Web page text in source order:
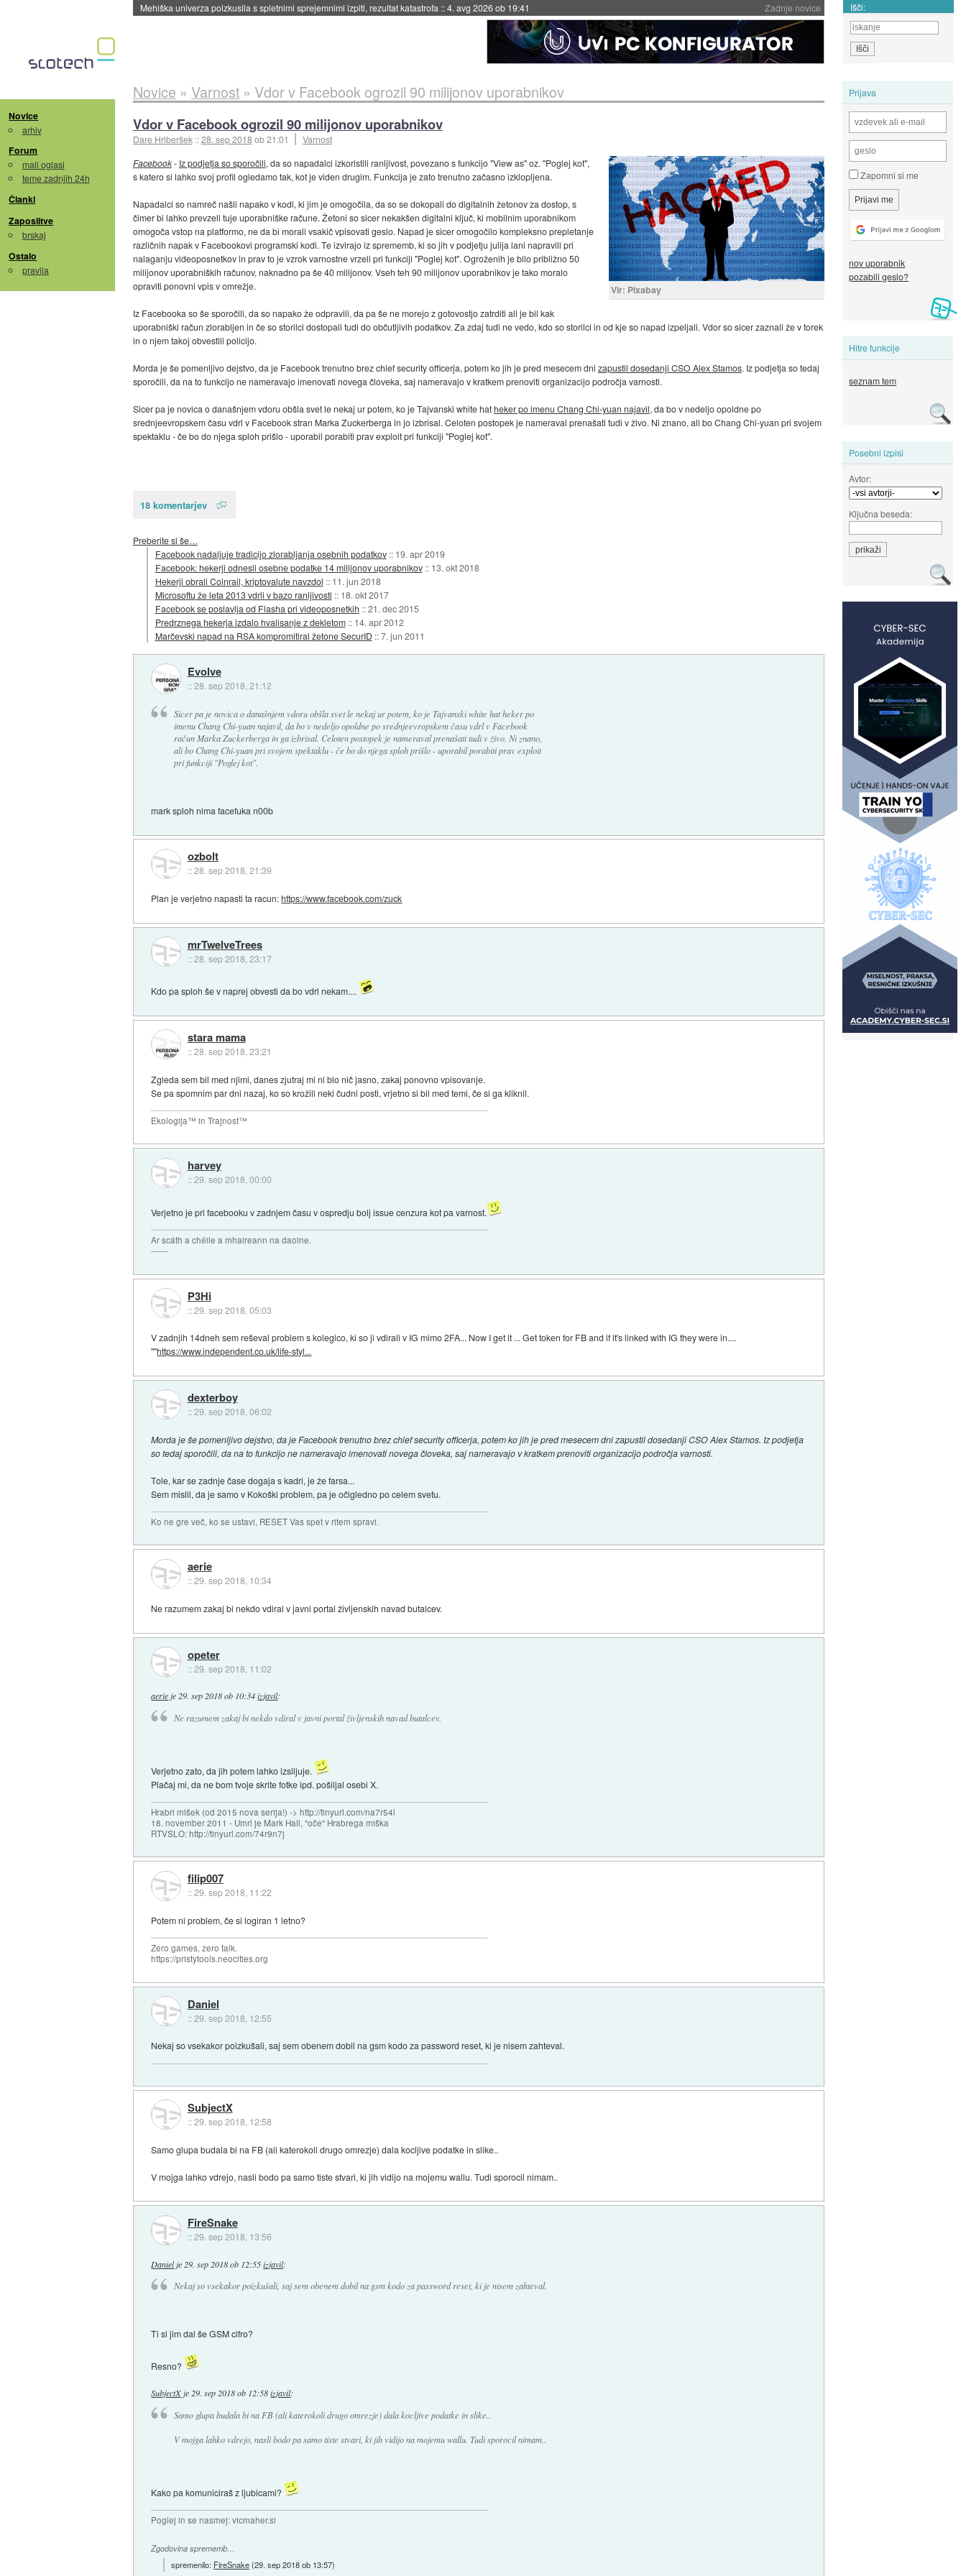
Zadnje novice
Mehiška univerza poizkusila s spletnimi sprejemnimi izpiti, rezultat katastrofa ::4. avg 2026 ob 19:41 Išči:
Novice
arhiv
Forum
mali oglasi
teme zadnjih 24h
Članki
Zaposlitve
brskaj
Ostalo
pravila
Prijava
Zapomni si me
nov uporabnik
pozabili geslo?
Hitre funkcije
seznam tem
Posebni izpisi
Avtor:
Ključna beseda:
Novice » Varnost» Vdor v Facebook ogrozil 90 milijonov uporabnikov
Vdor v Facebook ogrozil 90 milijonov uporabnikov
Dare Hriberšek ::28. sep 2018ob 21:01 Varnost
Vir: Pixabay
Facebook- Iz podjetja so sporočili, da so napadalci izkoristili ranljivost, povezano s funkcijo "View as" oz. "Poglej kot",
s katero si lahko svoj profil ogledamo tak, kot je viden drugim. Funkcija je zato trenutno začasno izklopljena.
Napadalci so namreč našli napako v kodi, ki jim je omogočila, da so se dokopali do digitalnih žetonov za dostop, s
čimer bi lahko prevzeli tuje uporabniške račune. Žetoni so sicer nekakšen digitalni ključ, ki mobilnim uporabnikom
omogoča vstop na platformo, ne da bi morali vsakič vpisovati geslo. Napad je sicer omogočilo kompleksno prepletanje
različnih napak v Facebookovi programski kodi. Te izvirajo iz sprememb, ki so jih v podjetju julija lani napravili pri
nalaganju videoposnetkov in prav to je vzrok varnostne vrzeli pri funkciji "Poglej kot". Ogroženih je bilo približno 50
milijonov uporabniških računov, naknadno pa še 40 milijonov. Vseh teh 90 milijonov uporabnikov je tako moralo
opraviti ponovni vpis v omrežje.
Iz Facebooka so še sporočili, da so napako že odpravili, da pa še ne morejo z gotovostjo zatrditi ali je bil kak
uporabniški račun zlorabljen in če so storilci dostopali tudi do občutljivih podatkov. Za zdaj tudi ne vedo, kdo so storilci in od kje so napad izpeljali. Vdor so sicer zaznali že v torek
in o njem takoj obvestili policijo.
Morda je še pomenljivo dejstvo, da je Facebook trenutno brez chief security officerja, potem ko jih je pred mesecem dni zapustil dosedanji CSO Alex Stamos. Iz podjetja so tedaj
sporočili, da na to funkcijo ne nameravajo imenovati novega človeka, saj nameravajo v kratkem prenoviti organizacijo področja varnosti.
Sicer pa je novica o današnjem vdoru obšla svet le nekaj ur potem, ko je Tajvanski white hatheker po imenu Chang Chi-yuan najavil, da bo v nedeljo opoldne po
srednjeevropskem času vdrl v Facebook stran Marka Zuckerberga in jo izbrisal. Celoten postopek je nameraval prenašati tudi v živo. Ni znano, ali bo Chang Chi-yuan pri svojem
spektaklu - če bo do njega sploh prišlo - uporabil porabiti prav exploit pri funkciji "Poglej kot".
18 komentarjev
Preberite si še…
Facebook nadaljuje tradicijo zlorabljanja osebnih podatkov :: 19. apr 2019
Facebook: hekerji odnesli osebne podatke 14 milijonov uporabnikov :: 13. okt 2018
Hekerji obrali Coinrail, kriptovalute navzdol :: 11. jun 2018
Microsoftu že leta 2013 vdrli v bazo ranljivosti :: 18. okt 2017
Facebook se poslavlja od Flasha pri videoposnetkih ::21. dec 2015
Predrznega hekerja izdalo hvalisanje z dekletom :: 14. apr 2012
Marčevski napad na RSA kompromitiral žetone SecurID ::7. jun 2011
Evolve
::28. sep 2018, 21:12
Sicer pa je novica o današnjem vdoru obšla svet le nekaj ur potem, ko je Tajvanski white hat heker po
imenu Chang Chi-yuan najavil, da bo v nedeljo opoldne po srednjeevropskem času vdrl v Facebook
račun Marka Zuckerberga in ga izbrisal. Celoten postopek je nameraval prenašati tudi v živo. Ni znano,
ali bo Chang Chi-yuan pri svojem spektaklu - če bo do njega sploh prišlo - uporabil porabiti prav exploit
pri funkciji "Poglej kot".
mark sploh nima facefuka n00b
ozbolt
::28. sep 2018, 21:39
Plan je verjetno napasti ta racun:https://www.facebook.com/zuck
mrTwelveTrees
::28. sep 2018, 23:17
Kdo pa sploh še v naprej obvesti da bo vdrl nekam....
stara mama
::28. sep 2018, 23:21
Zgleda sem bil med njimi, danes zjutraj mi ni blo nič jasno, zakaj ponovno vpisovanje.
Se pa spomnim par dni nazaj, ko so krožili neki čudni posti, vrjetno si bil med temi, če si ga kliknil.
Ekologija™ in Trajnost™
harvey
::29. sep 2018, 00:00
Verjetno je pri facebooku v zadnjem času v ospredju bolj issue cenzura kot pa varnost.
Ar scáth a chéile a mhaireann na daoine.
------
P3Hi
::29. sep 2018, 05:03
V zadnjih 14dneh sem reševal problem s kolegico, ki so ji vdirali v IG mimo 2FA... Now I get it ... Get token for FB and if it's linked with IG they were in....
""https://www.independent.co.uk/life-styl...
dexterboy
::29. sep 2018, 06:02
Morda je še pomenljivo dejstvo, da je Facebook trenutno brez chief security officerja, potem ko jih je pred mesecem dni zapustil dosedanji CSO Alex Stamos. Iz podjetja
so tedaj sporočili, da na to funkcijo ne nameravajo imenovati novega človeka, saj nameravajo v kratkem prenoviti organizacijo področja varnosti.
Tole, kar se zadnje čase dogaja s kadri, je že farsa...
Sem mislil, da je samo v Kokoški problem, pa je očigledno po celem svetu.
Ko ne gre več, ko se ustavi, RESET Vas spet v ritem spravi.
aerie
::29. sep 2018, 10:34
Ne razumem zakaj bi nekdo vdiral v javni portal življenskih navad butalcev.
opeter
::29. sep 2018, 11:02
aerieje29. sep 2018 ob 10:34 izjavil:
Ne razumem zakaj bi nekdo vdiral v javni portal življenskih navad butalcev.
Verjetno zato, da jih potem lahko izsiljuje.
Plačaj mi, da ne bom tvoje skrite fotke ipd. pošiljal osebi X.
Hrabri mišek (od 2015 nova serija!) -> http://tinyurl.com/na7r54l
18. november 2011 - Umrl je Mark Hall, "oče" Hrabrega miška
RTVSLO: http://tinyurl.com/74r9n7j
filip007
::29. sep 2018, 11:22
Potem ni problem, če si logiran 1 letno?
Zero games, zero talk.
https://pristytools.neocities.org
Daniel
::29. sep 2018, 12:55
Nekaj so vsekakor poizkušali, saj sem obenem dobil na gsm kodo za password reset, ki je nisem zahteval.
SubjectX
::29. sep 2018, 12:58
Samo glupa budala bi na FB (ali katerokoli drugo omrezje) dala kocljive podatke in slike..
V mojga lahko vdrejo, nasli bodo pa samo tiste stvari, ki jih vidijo na mojemu wallu. Tudi sporocil nimam..
FireSnake
::29. sep 2018, 13:56
Danielje 29. sep 2018 ob 12:55 izjavil:
Nekaj so vsekakor poizkušali, saj sem obenem dobil na gsm kodo za password reset, ki je nisem zahteval.
Ti si jim dal še GSM cifro?
Resno?
SubjectXje29. sep 2018 ob 12:58 izjavil:
Samo glupa budala bi na FB (ali katerokoli drugo omrezje) dala kocljive podatke in slike..
V mojga lahko vdrejo, nasli bodo pa samo tiste stvari, ki jih vidijo na mojemu wallu. Tudi sporocil nimam..
Kako pa komuniciraš z ljubicami?
Poglej in se nasmej: vicmaher.si
Zgodovina sprememb…
spremenilo: FireSnake(29. sep 2018 ob 13:57)